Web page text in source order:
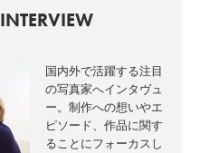
INTERVIEW
国内外で活躍する注目
の写真家へインタヴュ
ー。制作への想いやエ
ピソード、作品に関す
ることにフォーカスし